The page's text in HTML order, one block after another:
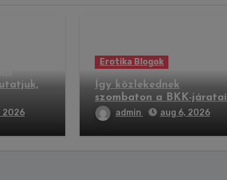
2026
Erotika Blogok
Így közlekednek
szombaton a BKK-járatai
admin aug 6, 2026